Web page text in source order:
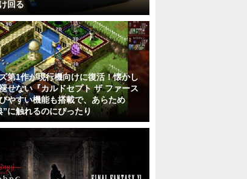
回る
第1作が現行機向けに復活！懐かし
せない『カルドセプト ザ ファース
やすい機能も搭載で、あらため
”に触れるのにぴったり